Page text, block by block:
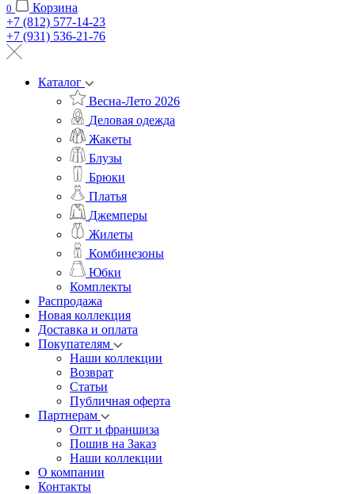
0
Корзина
+7 (812) 577-14-23
+7 (931) 536-21-76
Каталог
Весна-Лето 2026
Деловая одежда
Жакеты
Блузы
Брюки
Платья
Джемперы
Жилеты
Комбинезоны
Юбки
Комплекты
Распродажа
Новая коллекция
Доставка и оплата
Покупателям
Наши коллекции
Возврат
Статьи
Публичная оферта
Партнерам
Опт и франшиза
Пошив на Заказ
Наши коллекции
О компании
Контакты